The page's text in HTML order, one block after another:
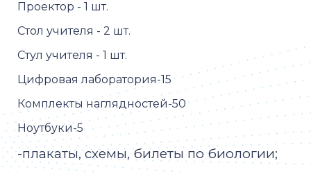
Проектор - 1 шт.
Стол учителя - 2 шт.
Стул учителя - 1 шт.
Цифровая лаборатория-15
Комплекты наглядностей-50
Ноутбуки-5
-плакаты, схемы, билеты по биологии;